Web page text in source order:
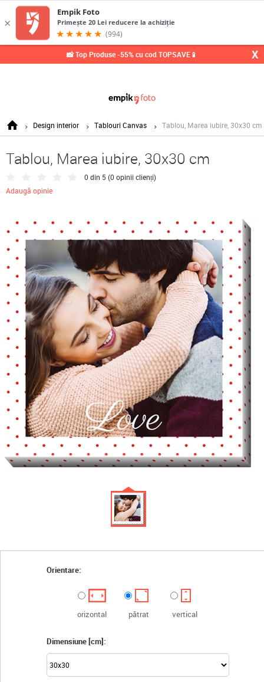
📸 Top Produse -55% cu cod TOPSAVE📱 X
Design interior Tablouri Canvas Tablou, Marea iubire, 30x30 cm
Tablou, Marea iubire, 30x30 cm
0 din 5 (0 opinii clienți)
Adaugă opinie
Orientare:
orizontal pătrat vertical
Dimensiune [cm]: